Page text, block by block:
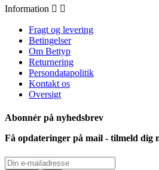
Information  
Fragt og levering
Betingelser
Om Bettyp
Returnering
Persondatapolitik
Kontakt os
Oversigt
Abonnér på nyhedsbrev
Få opdateringer på mail - tilmeld dig